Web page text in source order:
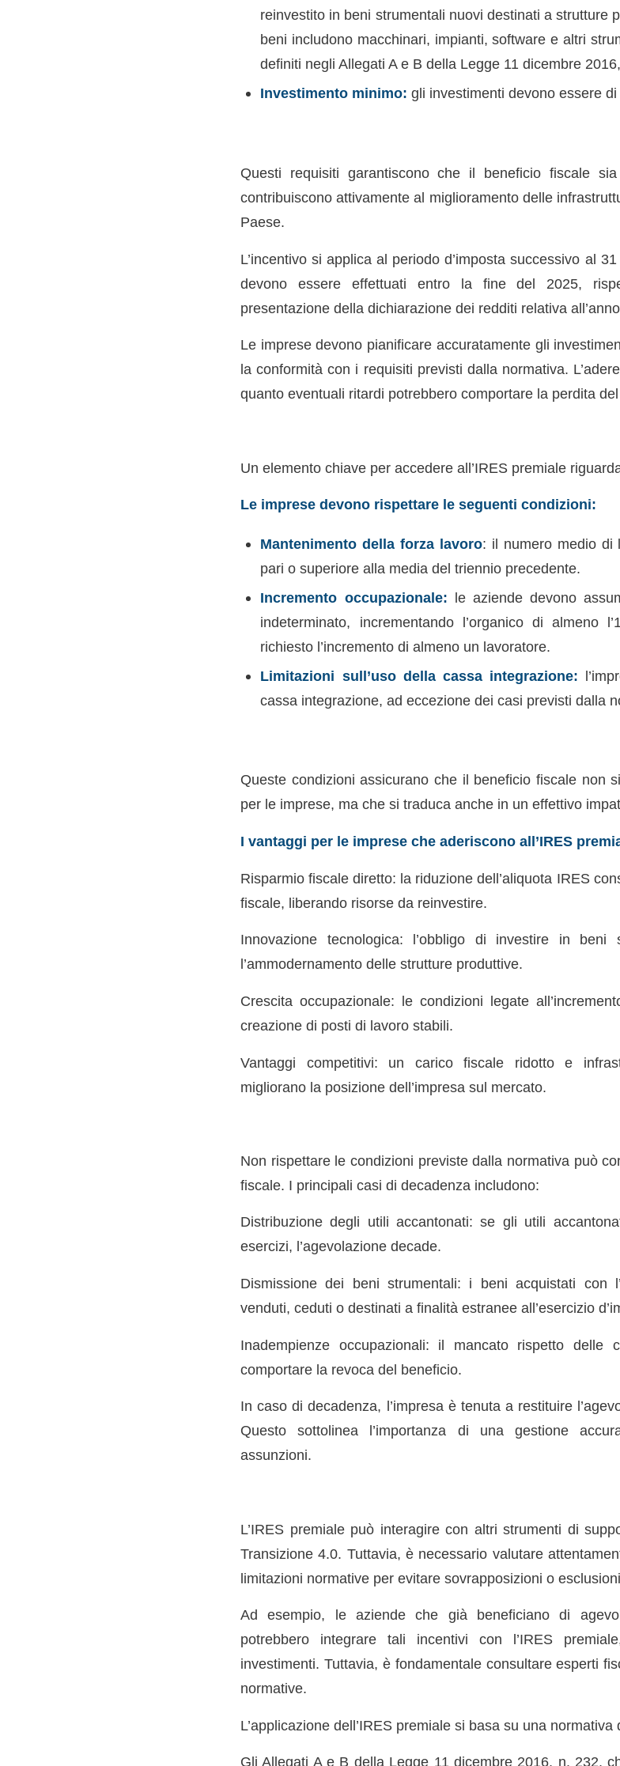
reinvestito in beni strumentali nuovi destinati a strutture
beni includono macchinari, impianti, software e altri
definiti negli Allegati A e B della Legge 11 dicembre
Investimento minimo: gli investimenti devono essere
Questi requisiti garantiscono che il beneficio fiscale
contribuiscono attivamente al miglioramento delle
Paese.
L’incentivo si applica al periodo d’imposta successivo al
devono essere effettuati entro la fine del 2025,
presentazione della dichiarazione dei redditi relativa
Le imprese devono pianificare accuratamente gli
la conformità con i requisiti previsti dalla normativa.
quanto eventuali ritardi potrebbero comportare la perdita
Un elemento chiave per accedere all’IRES premiale
Le imprese devono rispettare le seguenti condizioni:
Mantenimento della forza lavoro: il numero medio di
pari o superiore alla media del triennio precedente.
Incremento occupazionale: le aziende devono
indeterminato, incrementando l’organico di almeno
richiesto l’incremento di almeno un lavoratore.
Limitazioni sull’uso della cassa integrazione:
cassa integrazione, ad eccezione dei casi previsti dalla
Queste condizioni assicurano che il beneficio fiscale non
per le imprese, ma che si traduca anche in un effettivo
I vantaggi per le imprese che aderiscono all’IRES
Risparmio fiscale diretto: la riduzione dell’aliquota IRES
fiscale, liberando risorse da reinvestire.
Innovazione tecnologica: l’obbligo di investire in beni
l’ammodernamento delle strutture produttive.
Crescita occupazionale: le condizioni legate
creazione di posti di lavoro stabili.
Vantaggi competitivi: un carico fiscale ridotto e
migliorano la posizione dell’impresa sul mercato.
Non rispettare le condizioni previste dalla normativa può
fiscale. I principali casi di decadenza includono:
Distribuzione degli utili accantonati: se gli utili
esercizi, l’agevolazione decade.
Dismissione dei beni strumentali: i beni acquistati con
venduti, ceduti o destinati a finalità estranee all’esercizio
Inadempienze occupazionali: il mancato rispetto delle
comportare la revoca del beneficio.
In caso di decadenza, l’impresa è tenuta a restituire
Questo sottolinea l’importanza di una gestione
assunzioni.
L’IRES premiale può interagire con altri strumenti di
Transizione 4.0. Tuttavia, è necessario valutare
limitazioni normative per evitare sovrapposizioni o
Ad esempio, le aziende che già beneficiano di
potrebbero integrare tali incentivi con l’IRES
investimenti. Tuttavia, è fondamentale consultare esperti
normative.
L’applicazione dell’IRES premiale si basa su una
Gli Allegati A e B della Legge 11 dicembre 2016, n. 232,